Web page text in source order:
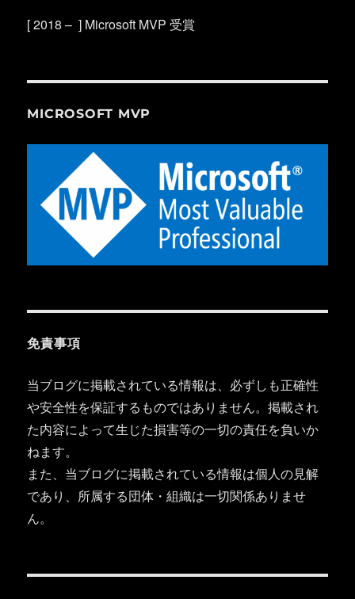
[ 2018 – ] Microsoft MVP 受賞
MICROSOFT MVP
免責事項
当ブログに掲載されている情報は、必ずしも正確性
や安全性を保証するものではありません。掲載され
た内容によって生じた損害等の一切の責任を負いか
ねます。
また、当ブログに掲載されている情報は個人の見解
であり、所属する団体・組織は一切関係ありませ
ん。